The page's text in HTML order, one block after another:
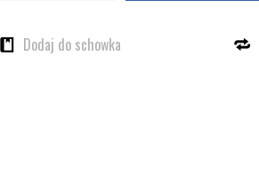
Dodaj do schowka